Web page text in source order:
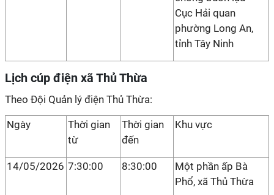
Cục Hải quan
phường Long An,
tỉnh Tây Ninh
Lịch cúp điện xã Thủ Thừa
Theo Đội Quản lý điện Thủ Thừa:
Ngày
Thời gian
từ
Thời gian
đến
Khu vực
14/05/2026 7:30:00 8:30:00
Một phần ấp Bà
Phổ, xã Thủ Thừa